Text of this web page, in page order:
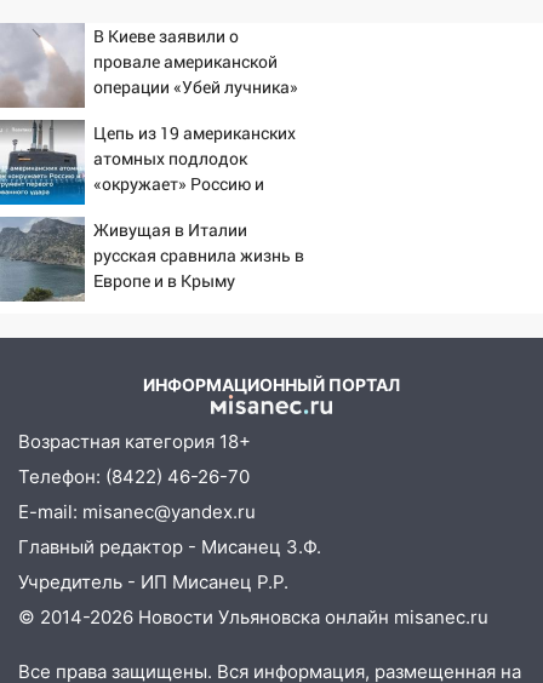
В Киеве заявили о
провале американской
операции «Убей лучника»
Цепь из 19 американских
атомных подлодок
«окружает» Россию и
первого массированного
удара
Живущая в Италии
русская сравнила жизнь в
Европе и в Крыму
ИНФОРМАЦИОННЫЙ ПОРТАЛ
Возрастная категория 18+
Телефон: (8422) 46-26-70
E-mail: misanec@yandex.ru
Главный редактор - Мисанец З.Ф.
Учредитель - ИП Мисанец Р.Р.
© 2014-2026 Новости Ульяновска онлайн misanec.ru
Все права защищены. Вся информация, размещенная на